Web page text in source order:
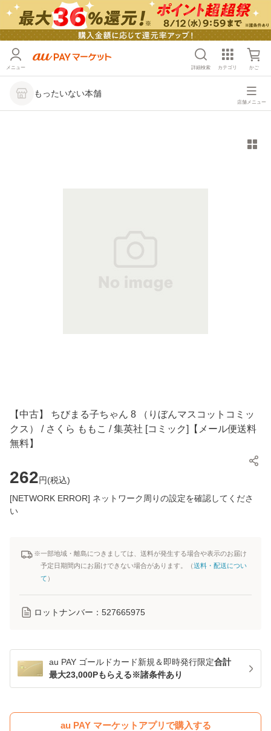
メニュー 詳細検索 カテゴリ かご
もったいない本舗
店舗メニュー
【中古】 ちびまる子ちゃん 8 （りぼんマスコットコミッ
クス） / さくら ももこ / 集英社 [コミック]【メール便送料
無料】
262円(税込)
[NETWORK ERROR] ネットワーク周りの設定を確認してくださ
い
※一部地域・離島につきましては、送料が発生する場合や表示のお届け
予定日期間内にお届けできない場合があります。（送料・配送につい
て ）
ロットナンバー： 527665975
au PAY ゴールドカード新規＆即時発行限定合計
最大23,000Pもらえる※諸条件あり
au PAY マーケットアプリで購入する